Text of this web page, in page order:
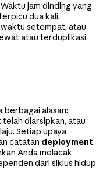
jam dinding yang
dua kali.
waktu setempat, atau
atau terduplikasi
alasan:
telah diarsipkan, atau
Setiap upaya
catatan deployment
Anda melacak
dari siklus hidup